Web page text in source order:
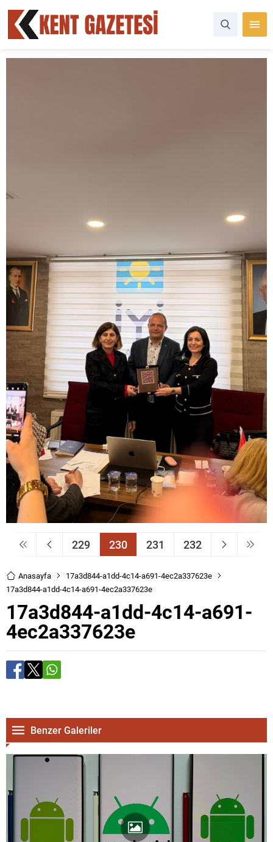
229 230 231 232
Anasayfa
17a3d844-a1dd-4c14-a691-4ec2a337623e
17a3d844-a1dd-4c14-a691-4ec2a337623e
17a3d844-a1dd-4c14-a691-
4ec2a337623e
Benzer Galeriler